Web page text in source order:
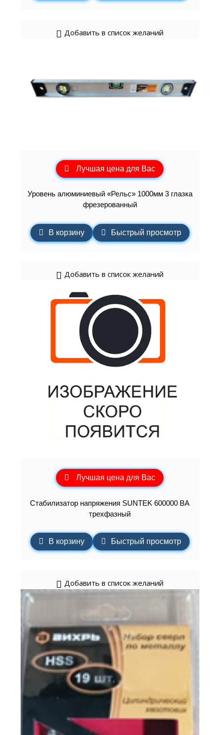
Добавить в список желаний
Лучшая цена для Вас
Уровень алюминиевый «Рельс» 1000мм 3 глазка
фрезерованный
В корзину Быстрый просмотр
Добавить в список желаний
Лучшая цена для Вас
Стабилизатор напряжения SUNTEK 600000 ВА
трехфазный
В корзину Быстрый просмотр
Добавить в список желаний